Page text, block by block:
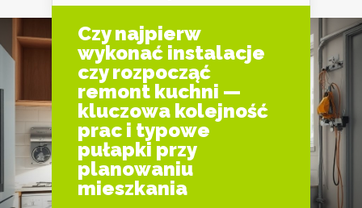
Czy najpierw
wykonać instalacje
czy rozpocząć
remont kuchni —
kluczowa kolejność
prac i typowe
pułapki przy
planowaniu
mieszkania